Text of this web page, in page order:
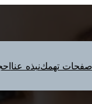
نبذه عناصفحات تهمك